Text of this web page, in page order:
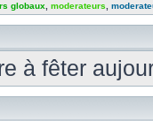
globaux moderateurs
à fêter